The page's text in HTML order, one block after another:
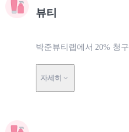
뷰티
박준뷰티랩에서 20% 청
자세히